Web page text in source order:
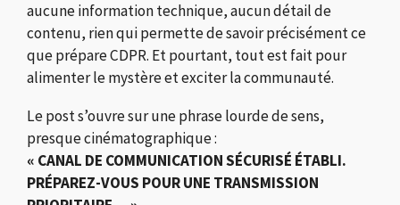
aucune information technique, aucun détail de
contenu, rien qui permette de savoir précisément ce
que prépare CDPR. Et pourtant, tout est fait pour
alimenter le mystère et exciter la communauté.
Le post s’ouvre sur une phrase lourde de sens,
presque cinématographique :
« CANAL DE COMMUNICATION SÉCURISÉ ÉTABLI.
PRÉPAREZ-VOUS POUR UNE TRANSMISSION